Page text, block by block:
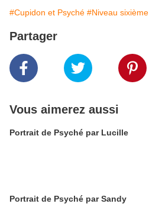
#Cupidon et Psyché #Niveau sixième
Partager
Vous aimerez aussi
Portrait de Psyché par Lucille
Portrait de Psyché par Sandy